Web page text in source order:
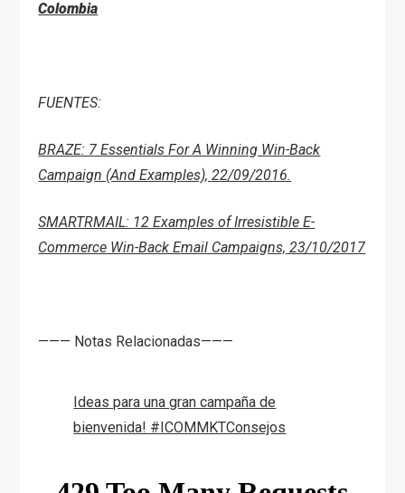
Colombia
FUENTES:
BRAZE: 7 Essentials For A Winning Win-Back
Campaign (And Examples), 22/09/2016.
SMARTRMAIL: 12 Examples of Irresistible E-
Commerce Win-Back Email Campaigns, 23/10/2017
——— Notas Relacionadas———
Ideas para una gran campaña de
bienvenida! #ICOMMKTConsejos